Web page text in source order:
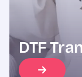
DTF